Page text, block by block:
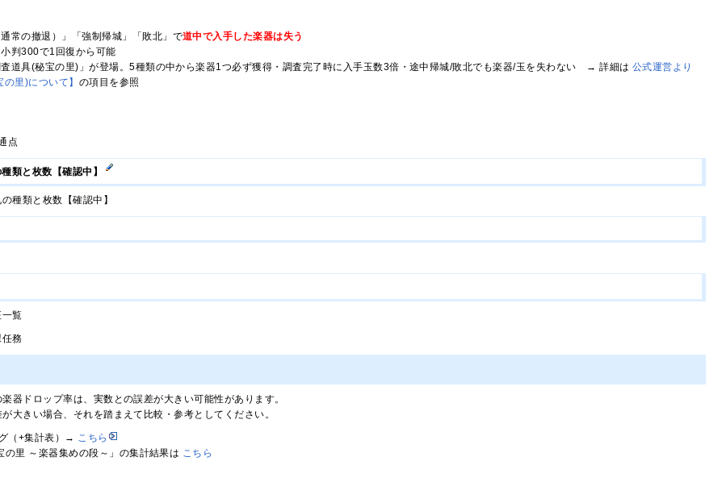
通常の撤退）」「強制帰城」「敗北」で道中で入手した楽器は失う
判300で1回復から可能
道具(秘宝の里)」が登場。5種類の中から楽器1つ必ず獲得・調査完了時に入手玉数3倍・途中帰城/敗北でも楽器/玉を失わない → 詳細は 公式運営より
の里)について】 の項目を参照
点
類と枚数【確認中】
種類と枚数【確認中】
覧
務
器ドロップ率は、実数との誤差が大きい可能性があります。
大きい場合、それを踏まえて比較・参考としてください。
（+集計表）→ こちら
の里 ～楽器集めの段～」の集計結果は こちら